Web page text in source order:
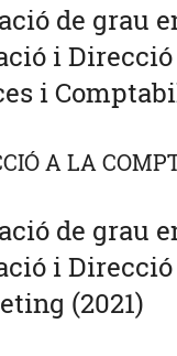
de grau
i Direcció
i
A LA
de grau
i Direcció
(2021)